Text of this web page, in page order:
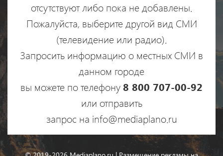
отсутствуют либо пока не добавлены.
Пожалуйста, выберите другой вид СМИ
(телевидение или радио).
Запросить информацию о местных СМИ в
данном городе
вы можете по телефону8 800 707-00-92
или отправить
запрос на info@mediaplano.ru